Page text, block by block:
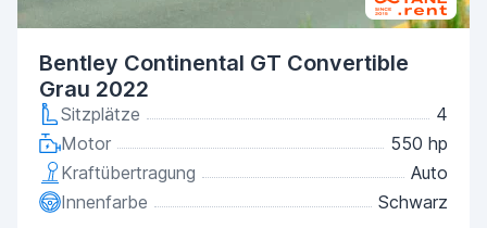
Bentley Continental GT Convertible
Grau 2022
Sitzplätze
4
Motor
550 hp
Kraftübertragung
Auto
Innenfarbe
Schwarz